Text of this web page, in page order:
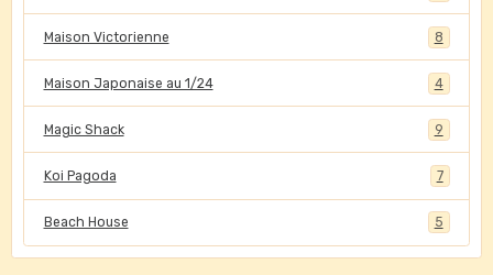
Maison Victorienne 8
Maison Japonaise au 1/24 4
Magic Shack 9
Koi Pagoda 7
Beach House 5